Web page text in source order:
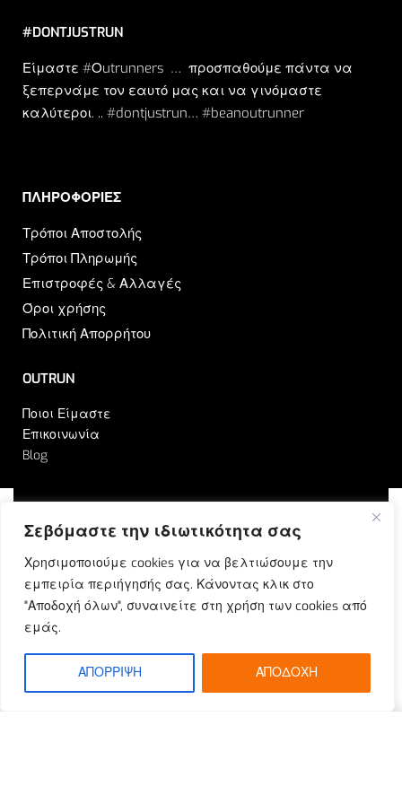
Σεβόμαστε την ιδιωτικότητα σας
Χρησιμοποιούμε cookies για να βελτιώσουμε την
εμπειρία περιήγησής σας. Κάνοντας κλικ στο
"Αποδοχή όλων", συναινείτε στη χρήση των cookies από
εμάς.
ΑΠΟΡΡΙΨΗ ΑΠΟΔΟΧΗ
#DONTJUSTRUN
Είμαστε #Οutrunners … προσπαθούμε πάντα να
ξεπερνάμε τον εαυτό μας και να γινόμαστε
καλύτεροι. .. #dontjustrun… #beanoutrunner
ΠΛΗΡΟΦΟΡΙΕΣ​
Τρόποι Αποστολής
Τρόποι Πληρωμής
Επιστροφές & Αλλαγές
Όροι χρήσης
Πολιτική Απορρήτου
OUTRUN
Ποιοι Είμαστε
Επικοινωνία
Blog
ETOUCH